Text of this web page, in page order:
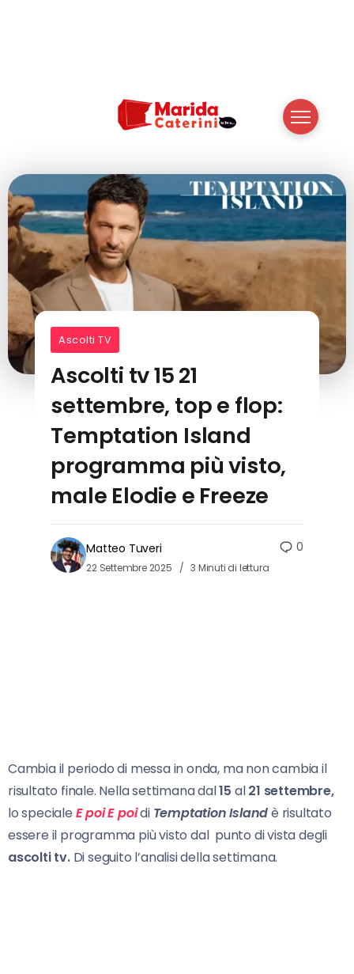
Ascolti TV
Ascolti tv 15 21
settembre, top e flop:
Temptation Island
programma più visto,
male Elodie e Freeze
Matteo Tuveri
22 Settembre 2025 3 Minuti di lettura
0
Cambia il periodo di messa in onda, ma non cambia il
risultato finale. Nella settimana dal15 al21 settembre,
lo speciale E poi E poidi Temptation Islandè risultato
essere il programma più visto dal punto di vista degli
ascolti tv. Di seguito l’analisi della settimana.